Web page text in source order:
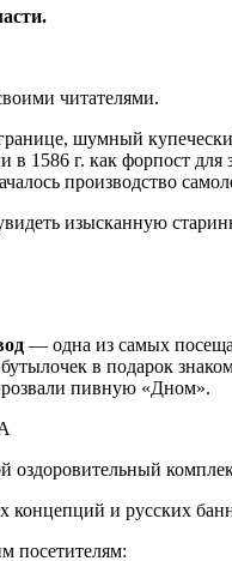
читателями.
шумный
в 1586 г. как форпост
производство
изысканную
— одна из самых
в подарок
пивную «Дном».
оздоровительный
и русских
посетителям: